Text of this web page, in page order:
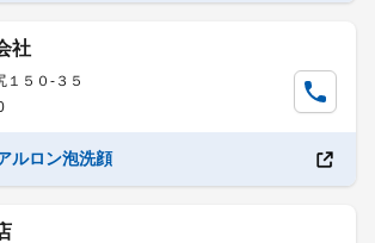
社
１５０-３５
ルロン泡洗顔